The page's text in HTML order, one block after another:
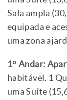
Sala ampla
equipada e
uma zona
1º Andar:
habitável. 1
uma Suíte